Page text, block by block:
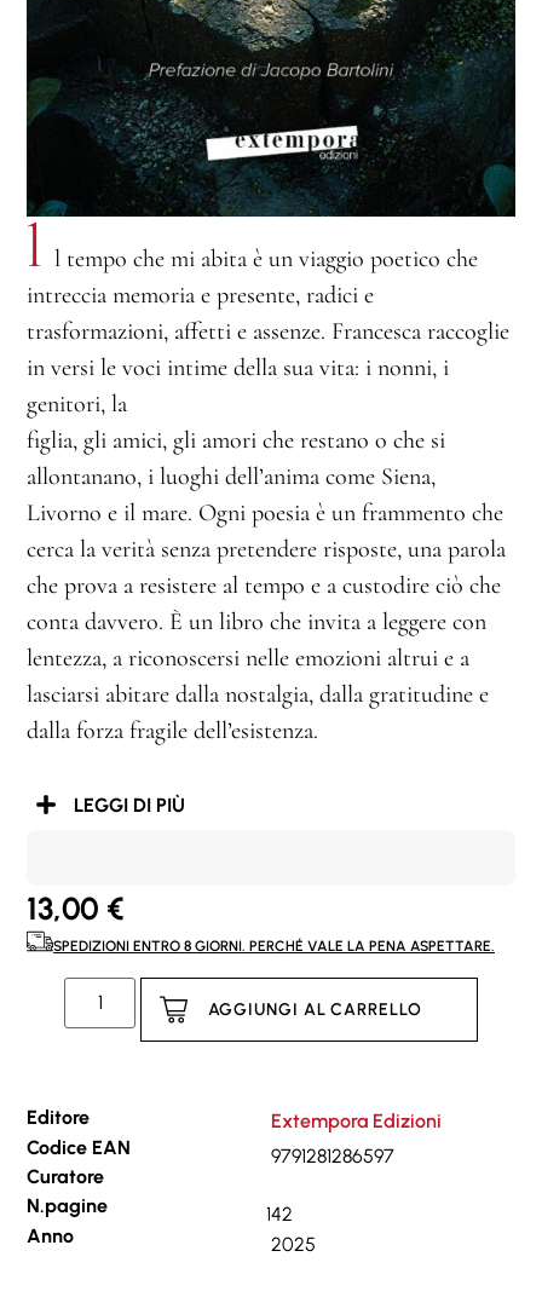
l l tempo che mi abita è un viaggio poetico che
intreccia memoria e presente, radici e
trasformazioni, affetti e assenze. Francesca raccoglie
in versi le voci intime della sua vita: i nonni, i
genitori, la
figlia, gli amici, gli amori che restano o che si
allontanano, i luoghi dell’anima come Siena,
Livorno e il mare. Ogni poesia è un frammento che
cerca la verità senza pretendere risposte, una parola
che prova a resistere al tempo e a custodire ciò che
conta davvero. È un libro che invita a leggere con
lentezza, a riconoscersi nelle emozioni altrui e a
lasciarsi abitare dalla nostalgia, dalla gratitudine e
dalla forza fragile dell’esistenza.
LEGGI DI PIÙ
13,00 €
SPEDIZIONI ENTRO 8 GIORNI. PERCHÉ VALE LA PENA ASPETTARE.
AGGIUNGI AL CARRELLO
Editore
Extempora Edizioni
Codice EAN
9791281286597
Curatore
N.pagine
142
Anno
2025